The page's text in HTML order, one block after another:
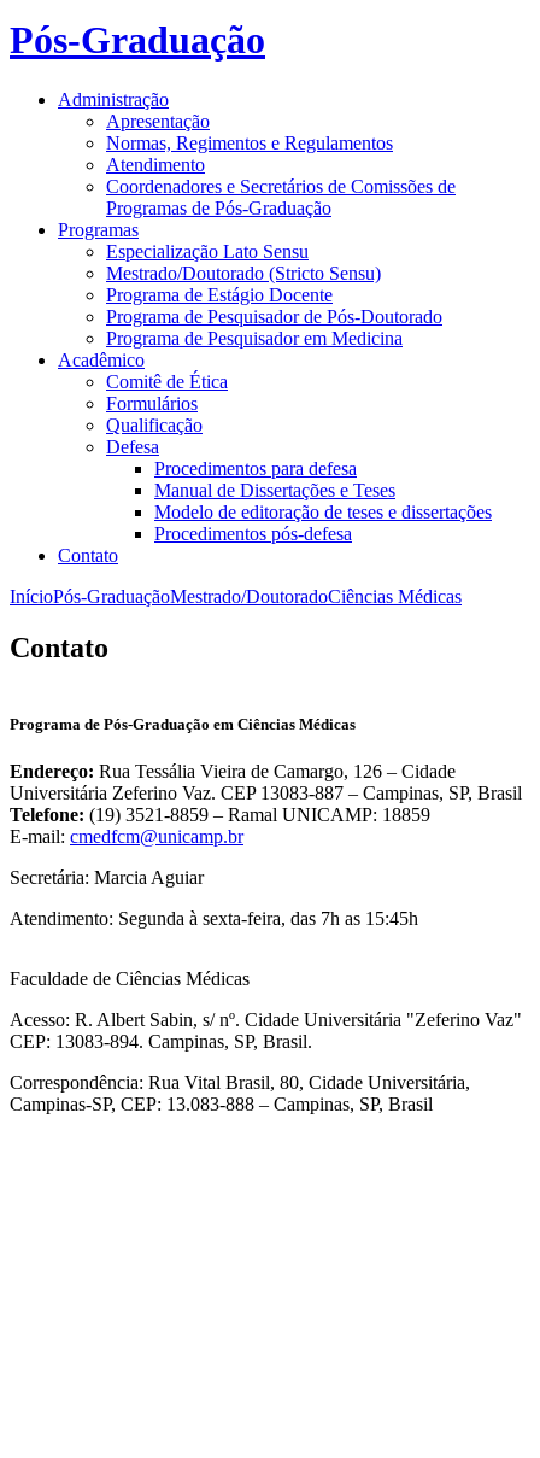
Pós-Graduação
Administração
Apresentação
Normas, Regimentos e Regulamentos
Atendimento
Coordenadores e Secretários de Comissões de
Programas de Pós-Graduação
Programas
Especialização Lato Sensu
Mestrado/Doutorado (Stricto Sensu)
Programa de Estágio Docente
Programa de Pesquisador de Pós-Doutorado
Programa de Pesquisador em Medicina
Acadêmico
Comitê de Ética
Formulários
Qualificação
Defesa
Procedimentos para defesa
Manual de Dissertações e Teses
Modelo de editoração de teses e dissertações
Procedimentos pós-defesa
Contato
InícioPós-GraduaçãoMestrado/DoutoradoCiências Médicas
Contato
Programa de Pós-Graduação em Ciências Médicas
Endereço: Rua Tessália Vieira de Camargo, 126 – Cidade
Universitária Zeferino Vaz. CEP 13083-887 – Campinas, SP, Brasil
Telefone: (19) 3521-8859 – Ramal UNICAMP: 18859
E-mail: cmedfcm@unicamp.br
Secretária: Marcia Aguiar
Atendimento: Segunda à sexta-feira, das 7h as 15:45h
Faculdade de Ciências Médicas
Acesso: R. Albert Sabin, s/ nº. Cidade Universitária "Zeferino Vaz"
CEP: 13083-894. Campinas, SP, Brasil.
Correspondência: Rua Vital Brasil, 80, Cidade Universitária,
Campinas-SP, CEP: 13.083-888 – Campinas, SP, Brasil